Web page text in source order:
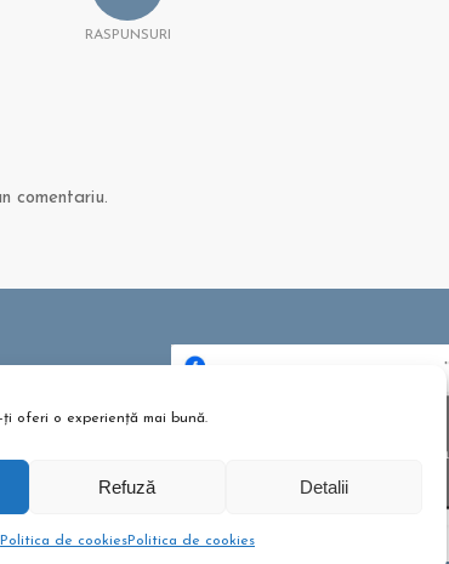
ți oferi o experiență mai bună.
Refuză Detalii
Politica de cookiesPolitica de cookies
RASPUNSURI
comentariu.
bune
Dă clic pentru a accepta cookie-
urile pentru marketing și pentru a
activa acest conținut